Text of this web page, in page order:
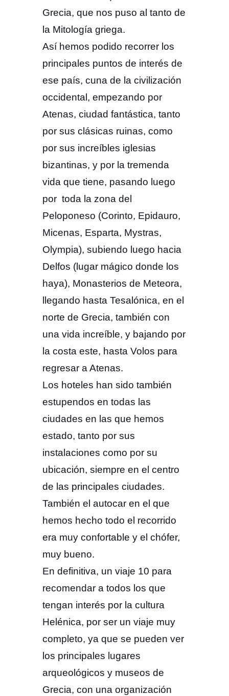
Grecia, que nos puso al tanto de
la Mitología griega.
Así hemos podido recorrer los
principales puntos de interés de
ese país, cuna de la civilización
occidental, empezando por
Atenas, ciudad fantástica, tanto
por sus clásicas ruinas, como
por sus increíbles iglesias
bizantinas, y por la tremenda
vida que tiene, pasando luego
por toda la zona del
Peloponeso (Corinto, Epidauro,
Micenas, Esparta, Mystras,
Olympia), subiendo luego hacia
Delfos (lugar mágico donde los
haya), Monasterios de Meteora,
llegando hasta Tesalónica, en el
norte de Grecia, también con
una vida increíble, y bajando por
la costa este, hasta Volos para
regresar a Atenas.
Los hoteles han sido también
estupendos en todas las
ciudades en las que hemos
estado, tanto por sus
instalaciones como por su
ubicación, siempre en el centro
de las principales ciudades.
También el autocar en el que
hemos hecho todo el recorrido
era muy confortable y el chófer,
muy bueno.
En definitiva, un viaje 10 para
recomendar a todos los que
tengan interés por la cultura
Helénica, por ser un viaje muy
completo, ya que se pueden ver
los principales lugares
arqueológicos y museos de
Grecia, con una organización